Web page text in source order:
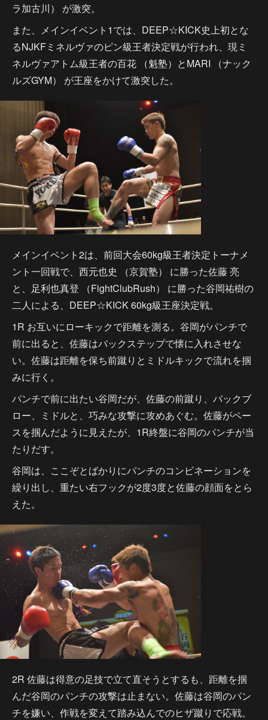
ラ加古川） が激突。
また、メインイベント1では、DEEP☆KICK史上初とな
るNJKFミネルヴァのピン級王者決定戦が行われ、現ミ
ネルヴァアトム級王者の百花 （魁塾）とMARI （ナック
ルズGYM） が王座をかけて激突した。
メインイベント2は、前回大会60kg級王者決定トーナメ
ント一回戦で、西元也史 （京賀塾） に勝った佐藤 亮
と、足利也真登 （FightClubRush） に勝った谷岡祐樹の
二人による、DEEP☆KICK 60kg級王座決定戦。
1R お互いにローキックで距離を測る。谷岡がパンチで
前に出ると、佐藤はバックステップで懐に入れさせな
い。佐藤は距離を保ち前蹴りとミドルキックで流れを掴
みに行く。
パンチで前に出たい谷岡だが、佐藤の前蹴り、バックブ
ロー、ミドルと、巧みな攻撃に攻めあぐむ。佐藤がペー
スを掴んだように見えたが、1R終盤に谷岡のパンチが当
たりだす。
谷岡は、ここぞとばかりにパンチのコンビネーションを
繰り出し、重たい右フックが2度3度と佐藤の顔面をとら
えた。
2R 佐藤は得意の足技で立て直そうとするも、距離を掴
んだ谷岡のパンチの攻撃は止まない。佐藤は谷岡のパン
チを嫌い、作戦を変えて踏み込んでのヒザ蹴りで応戦。